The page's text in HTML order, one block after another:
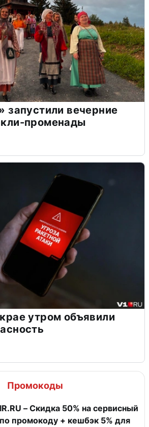
запустили вечерние
променады
утром объявили
Промокоды
– Скидка 50% на сервисный
промокоду + кешбэк 5% для